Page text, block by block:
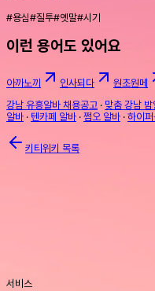
#용심#질투#옛말#시기
이런 용어도 있어요
아까노끼 인사되다 원초원메
강남 유흥알바 채용공고 · 맞춤 강남 밤
알바 · 텐카페 알바 · 쩜오 알바 · 하이
키티위키 목록
서비스